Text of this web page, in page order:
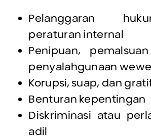
Pelanggaran
peraturan internal
Penipuan,
penyalahgunaan
Korupsi, suap, dan
Benturan kepentingan
Diskriminasi atau
adil